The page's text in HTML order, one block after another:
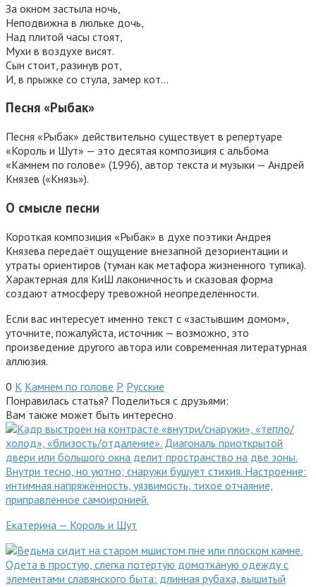
За окном застыла ночь,
Неподвижна в люльке дочь,
Над плитой часы стоят,
Мухи в воздухе висят.
Сын стоит, разинув рот,
И, в прыжке со стула, замер кот…
Песня «Рыбак»
Песня «Рыбак» действительно существует в репертуаре
«Король и Шут» — это десятая композиция с альбома
«Камнем по голове» (1996), автор текста и музыки — Андрей
Князев («Князь»).
О смысле песни
Короткая композиция «Рыбак» в духе поэтики Андрея
Князева передаёт ощущение внезапной дезориентации и
утраты ориентиров (туман как метафора жизненного тупика).
Характерная для КиШ лаконичность и сказовая форма
создают атмосферу тревожной неопределённости.
Если вас интересует именно текст с «застывшим домом»,
уточните, пожалуйста, источник — возможно, это
произведение другого автора или современная литературная
аллюзия.
0 К Камнем по голове Р Русские
Понравилась статья? Поделиться с друзьями:
Вам также может быть интересно
Екатерина — Король и Шут